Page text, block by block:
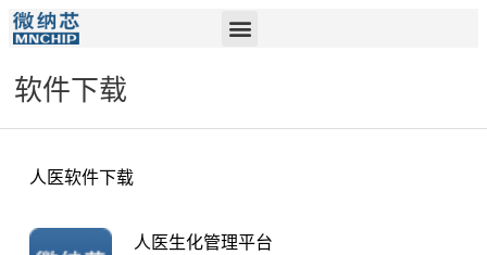
软件下载
人医软件下载
人医生化管理平台